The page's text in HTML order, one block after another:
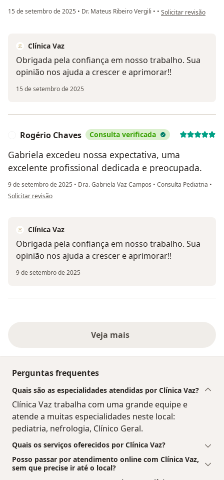
15 de setembro de 2025 • Dr. Mateus Ribeiro Vergili • • na opinião do
Solicitar revisão
Clínica Vaz
Obrigada pela confiança em nosso trabalho. Sua
opinião nos ajuda a crescer e aprimorar!!
15 de setembro de 2025
Rogério Chaves Consulta verificada
Gabriela excedeu nossa expectativa, uma
excelente profissional dedicada e preocupada.
9 de setembro de 2025 • Dra. Gabriela Vaz Campos • Consulta Pediatria •
na opinião do utilizador Rogério Chaves
Solicitar revisão
Clínica Vaz
Obrigada pela confiança em nosso trabalho. Sua
opinião nos ajuda a crescer e aprimorar!!
9 de setembro de 2025
Veja mais
Perguntas frequentes
Quais são as especialidades atendidas por Clínica Vaz?
Clínica Vaz trabalha com uma grande equipe e
atende a muitas especialidades neste local:
pediatria, nefrologia, Clínico Geral.
Quais os serviços oferecidos por Clínica Vaz?
Posso passar por atendimento online com Clínica Vaz,
sem que precise ir até o local?